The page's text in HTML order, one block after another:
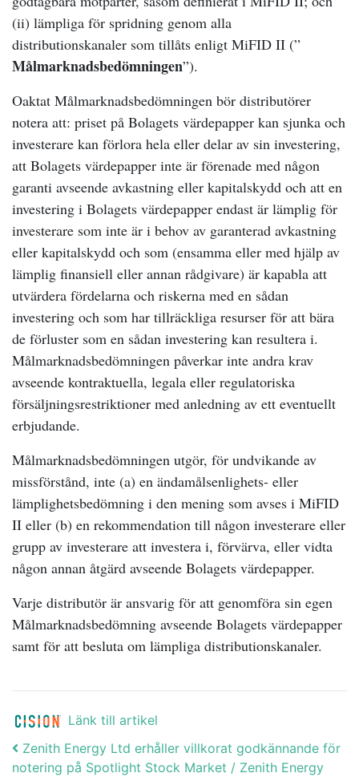
(ii) lämpliga för spridning genom alla
distributionskanaler som tillåts enligt MiFID II (”
Målmarknadsbedömningen”).
Oaktat Målmarknadsbedömningen bör distributörer
notera att: priset på Bolagets värdepapper kan sjunka och
investerare kan förlora hela eller delar av sin investering,
att Bolagets värdepapper inte är förenade med någon
garanti avseende avkastning eller kapitalskydd och att en
investering i Bolagets värdepapper endast är lämplig för
investerare som inte är i behov av garanterad avkastning
eller kapitalskydd och som (ensamma eller med hjälp av
lämplig finansiell eller annan rådgivare) är kapabla att
utvärdera fördelarna och riskerna med en sådan
investering och som har tillräckliga resurser för att bära
de förluster som en sådan investering kan resultera i.
Målmarknadsbedömningen påverkar inte andra krav
avseende kontraktuella, legala eller regulatoriska
försäljningsrestriktioner med anledning av ett eventuellt
erbjudande.
Målmarknadsbedömningen utgör, för undvikande av
missförstånd, inte (a) en ändamålsenlighets- eller
lämplighetsbedömning i den mening som avses i MiFID
II eller (b) en rekommendation till någon investerare eller
grupp av investerare att investera i, förvärva, eller vidta
någon annan åtgärd avseende Bolagets värdepapper.
Varje distributör är ansvarig för att genomföra sin egen
Målmarknadsbedömning avseende Bolagets värdepapper
samt för att besluta om lämpliga distributionskanaler.
Länk till artikel
Post navigation
Zenith Energy Ltd erhåller villkorat godkännande för
notering på Spotlight Stock Market / Zenith Energy